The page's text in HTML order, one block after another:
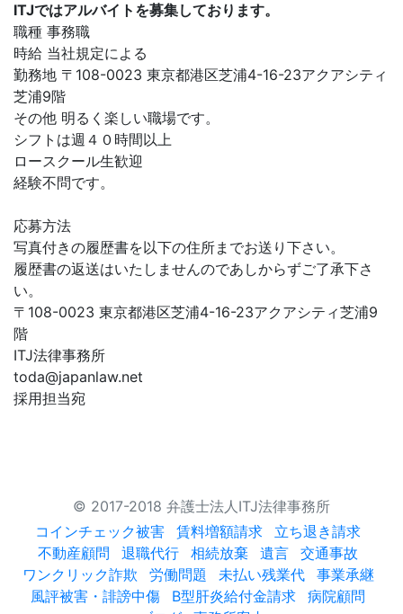
ITJではアルバイトを募集しております。
職種 事務職
時給 当社規定による
勤務地 〒108-0023 東京都港区芝浦4-16-23アクアシティ
芝浦9階
その他 明るく楽しい職場です。
シフトは週４０時間以上
ロースクール生歓迎
経験不問です。
応募方法
写真付きの履歴書を以下の住所までお送り下さい。
履歴書の返送はいたしませんのであしからずご了承下さ
い。
〒108-0023 東京都港区芝浦4-16-23アクアシティ芝浦9
階
ITJ法律事務所
toda@japanlaw.net
採用担当宛
© 2017-2018 弁護士法人ITJ法律事務所
コインチェック被害
賃料増額請求
立ち退き請求
不動産顧問
退職代行 相続放棄 遺言
交通事故
ワンクリック詐欺
労働問題 未払い残業代
事業承継
風評被害・誹謗中傷
B型肝炎給付金請求
病院顧問